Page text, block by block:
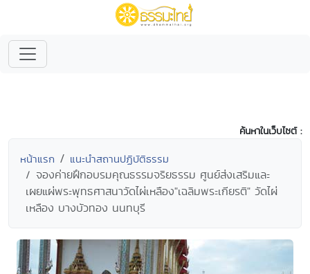
ค้นหาในเว็บไซต์ :
หน้าแรก แนะนำสถานปฏิบัติธรรม
จองค่ายฝึกอบรมคุณธรรมจริยธรรม ศูนย์ส่งเสริมและ
เผยแผ่พระพุทธศาสนาวัดไผ่เหลือง"เฉลิมพระเกียรติ" วัดไผ่
เหลือง บางบัวทอง นนทบุรี